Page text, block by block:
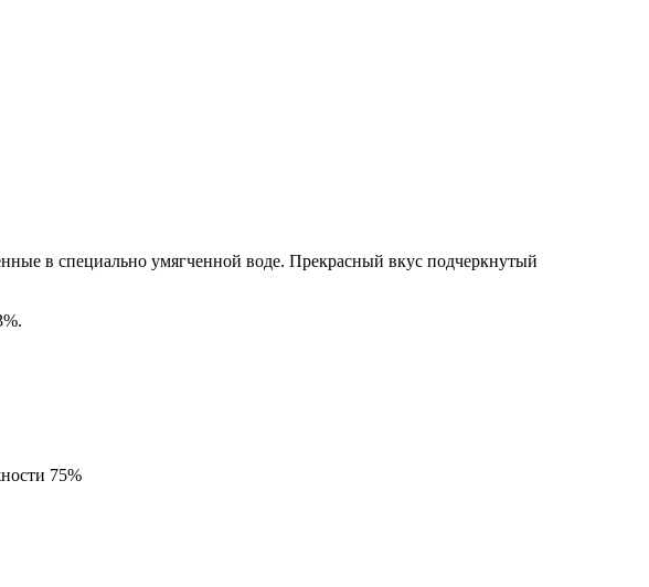
в специально умягченной воде. Прекрасный вкус подчеркнутый
75%